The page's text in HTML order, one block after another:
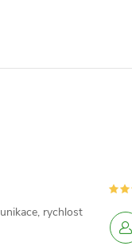
rychlost